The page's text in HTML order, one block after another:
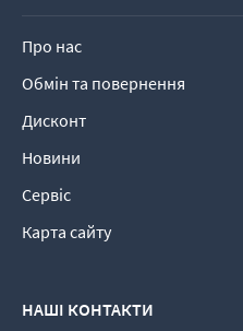
Про нас
Обмін та повернення
Дисконт
Новини
Сервіс
Карта сайту
НАШІ КОНТАКТИ